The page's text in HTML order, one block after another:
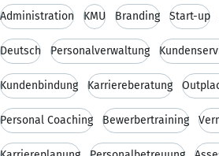
Administration KMU Branding Start-up
Deutsch Personalverwaltung
Kundenbindung Karriereberatung
Personal Coaching Bewerbertraining